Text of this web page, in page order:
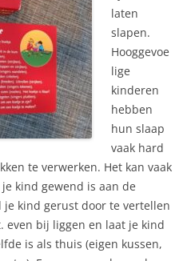
laten
slapen.
Hooggevoe
lige
kinderen
hebben
hun slaap
vaak hard
te verwerken. Het kan vaak
kind gewend is aan de
je kind gerust door te vertellen
even bij liggen en laat je kind
is als thuis (eigen kussen,